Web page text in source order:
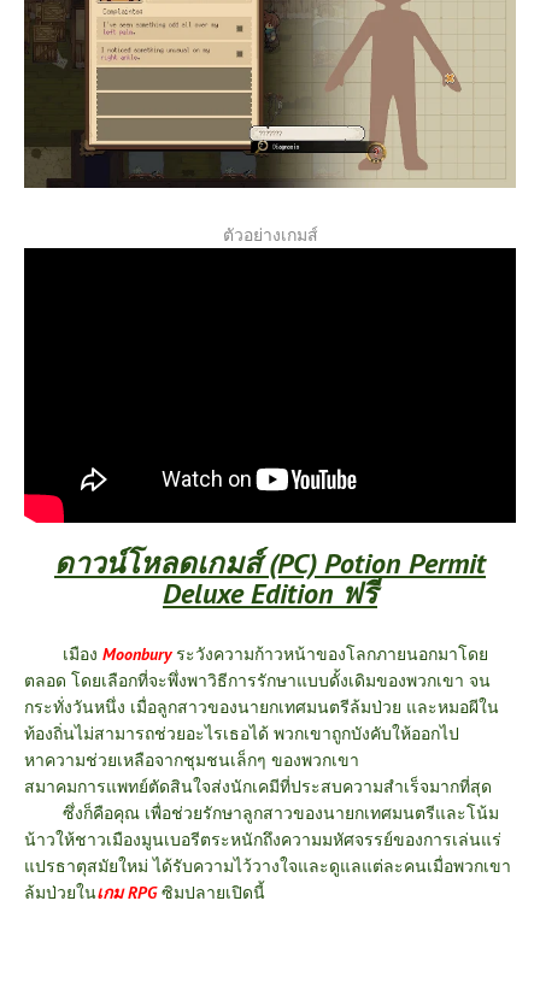
ตัวอย่างเกมส์
ดาวน์โหลดเกมส์ (PC) Potion Permit
Deluxe Edition ฟรี
เมือง Moonburyระวังความก้าวหน้าของโลกภายนอกมาโดย
ตลอด โดยเลือกที่จะพึ่งพาวิธีการรักษาแบบดั้งเดิมของพวกเขา จน
กระทั่งวันหนึ่ง เมื่อลูกสาวของนายกเทศมนตรีล้มป่วย และหมอผีใน
ท้องถิ่นไม่สามารถช่วยอะไรเธอได้ พวกเขาถูกบังคับให้ออกไป
หาความช่วยเหลือจากชุมชนเล็กๆ ของพวกเขา
สมาคมการแพทย์ตัดสินใจส่งนักเคมีที่ประสบความสำเร็จมากที่สุด
ซึ่งก็คือคุณ เพื่อช่วยรักษาลูกสาวของนายกเทศมนตรีและโน้ม
น้าวให้ชาวเมืองมูนเบอรีตระหนักถึงความมหัศจรรย์ของการเล่นแร่
แปรธาตุสมัยใหม่ ได้รับความไว้วางใจและดูแลแต่ละคนเมื่อพวกเขา
ล้มป่วยในเกม RPGซิมปลายเปิดนี้